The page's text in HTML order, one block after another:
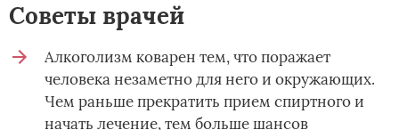
Советы врачей
Алкоголизм коварен тем, что поражает
человека незаметно для него и окружающих.
Чем раньше прекратить прием спиртного и
начать лечение, тем больше шансов